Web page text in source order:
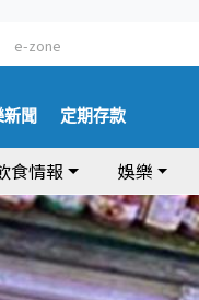
e-zone
新聞 定期存款
食情報 娛樂